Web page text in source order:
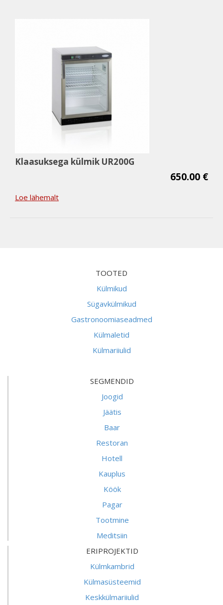
Klaasuksega külmik UR200G
650.00 €
Loe lähemalt
TOOTED
Külmikud
Sügavkülmikud
Gastronoomiaseadmed
Külmaletid
Külmariiulid
SEGMENDID
Joogid
Jäätis
Baar
Restoran
Hotell
Kauplus
Köök
Pagar
Tootmine
Meditsiin
ERIPROJEKTID
Külmkambrid
Külmasüsteemid
Keskkülmariiulid